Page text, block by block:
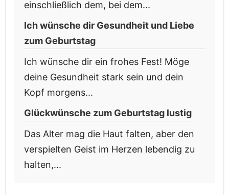
einschließlich dem, bei dem...
Ich wünsche dir Gesundheit und Liebe
zum Geburtstag
Ich wünsche dir ein frohes Fest! Möge
deine Gesundheit stark sein und dein
Kopf morgens...
Glückwünsche zum Geburtstag lustig
Das Alter mag die Haut falten, aber den
verspielten Geist im Herzen lebendig zu
halten,...